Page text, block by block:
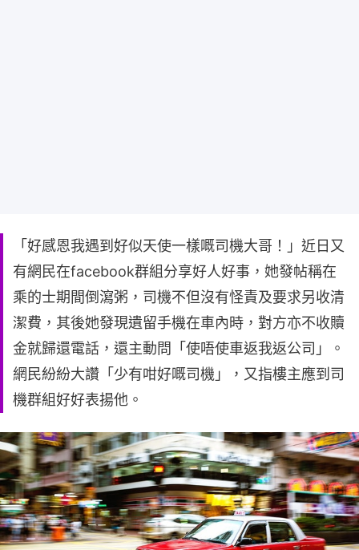
「好感恩我遇到好似天使一樣嘅司機大哥！」近日又
有網民在facebook群組分享好人好事，她發帖稱在
乘的士期間倒瀉粥，司機不但沒有怪責及要求另收清
潔費，其後她發現遺留手機在車內時，對方亦不收贖
金就歸還電話，還主動問「使唔使車返我返公司」。
網民紛紛大讚「少有咁好嘅司機」，又指樓主應到司
機群組好好表揚他。